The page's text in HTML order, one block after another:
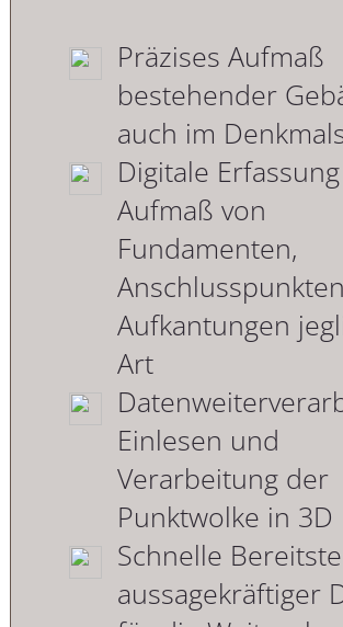
Präzises Aufmaß
bestehender
auch im
Digitale
Aufmaß von
Fundamenten,
Aufkantungen
Art
Einlesen und
Verarbeitung der
Punktwolke in 3D
Schnelle
aussagekräftiger